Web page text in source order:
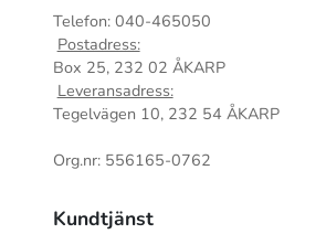
Telefon: 040-465050
Postadress:
Box 25, 232 02 ÅKARP
Leveransadress:
Tegelvägen 10, 232 54 ÅKARP
Org.nr: 556165-0762
Kundtjänst